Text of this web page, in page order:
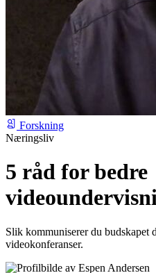
Forskning
Næringsliv
5 råd for bedre
Slik kommuniserer du budskapet
videokonferanser.